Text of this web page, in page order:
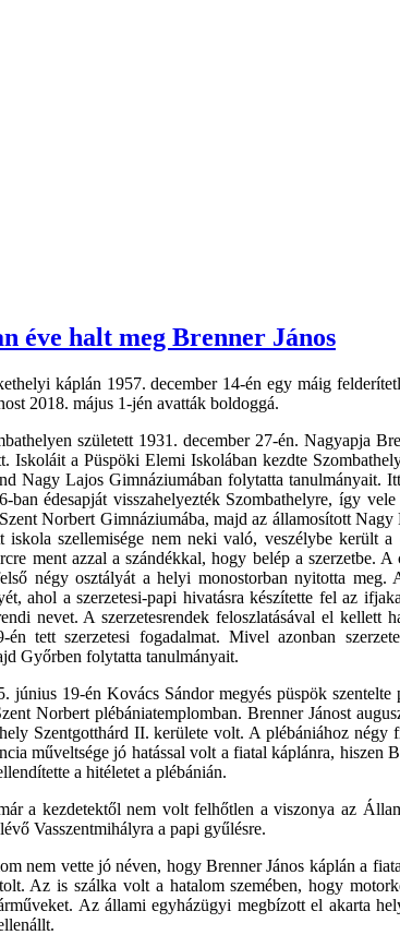
éve halt meg Brenner János
káplán 1957. december 14-én egy máig
2018. május 1-jén avatták boldoggá.
született 1931. december 27-én. Nagyapja
Iskoláit a Püspöki Elemi Iskolában kezdte
Nagy Lajos Gimnáziumában folytatta tanulmányait.
ban édesapját visszahelyezték Szombathelyre, így
Norbert Gimnáziumába, majd az államosított
iskola szellemisége nem neki való, veszélybe került
ment azzal a szándékkal, hogy belép a szerzetbe.
négy osztályát a helyi monostorban nyitotta
ahol a szerzetesi-papi hivatásra készítette fel az
nevet. A szerzetesrendek feloszlatásával el
én tett szerzetesi fogadalmat. Mivel azonban
Győrben folytatta tanulmányait.
június 19-én Kovács Sándor megyés püspök
Norbert plébániatemplomban. Brenner Jánost
Szentgotthárd II. kerülete volt. A plébániához
műveltsége jó hatással volt a fiatal káplánra, hiszen
a hitéletet a plébánián.
a kezdetektől nem volt felhőtlen a viszonya az
Vasszentmihályra a papi gyűlésre.
nem vette jó néven, hogy Brenner János káplán a
Az is szálka volt a hatalom szemében, hogy
Az állami egyházügyi megbízott el akarta